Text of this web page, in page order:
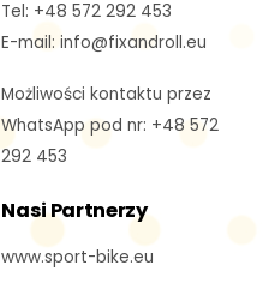
Tel: +48 572 292 453
E-mail: info@fixandroll.eu
Możliwości kontaktu przez
WhatsApp pod nr: +48 572
292 453
Nasi Partnerzy
www.sport-bike.eu